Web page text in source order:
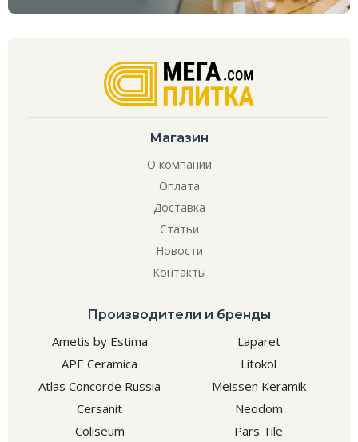
Магазин
О компании
Оплата
Доставка
Статьи
Новости
Контакты
Производители и бренды
Ametis by Estima
APE Ceramica
Atlas Concorde Russia
Cersanit
Coliseum
Laparet
Litokol
Meissen Keramik
Neodom
Pars Tile